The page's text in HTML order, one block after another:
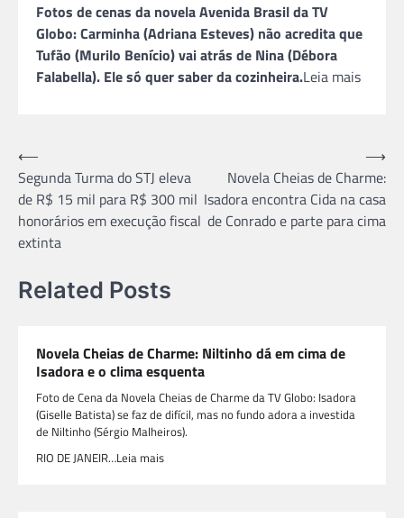
Fotos de cenas da novela Avenida Brasil da TV
Globo: Carminha (Adriana Esteves) não acredita que
Tufão (Murilo Benício) vai atrás de Nina (Débora
Falabella). Ele só quer saber da cozinheira.Leia mais
Navegação
de
Post
⟵
Segunda Turma do STJ eleva
de R$ 15 mil para R$ 300 mil
honorários em execução fiscal
extinta
Novela Cheias de Charme:
Isadora encontra Cida na casa
de Conrado e parte para cima
⟶
Related Posts
Novela Cheias de Charme: Niltinho dá em cima de
Isadora e o clima esquenta
Foto de Cena da Novela Cheias de Charme da TV Globo: Isadora
(Giselle Batista) se faz de difícil, mas no fundo adora a investida
de Niltinho (Sérgio Malheiros).
RIO DE JANEIR…Leia mais